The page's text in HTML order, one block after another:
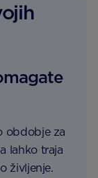
obdobje za
lahko traja
življenje.